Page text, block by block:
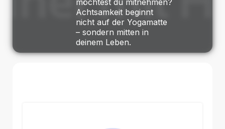
möchtest du mitnehmen?
Achtsamkeit beginnt
nicht auf der Yogamatte
– sondern mitten in
deinem Leben.